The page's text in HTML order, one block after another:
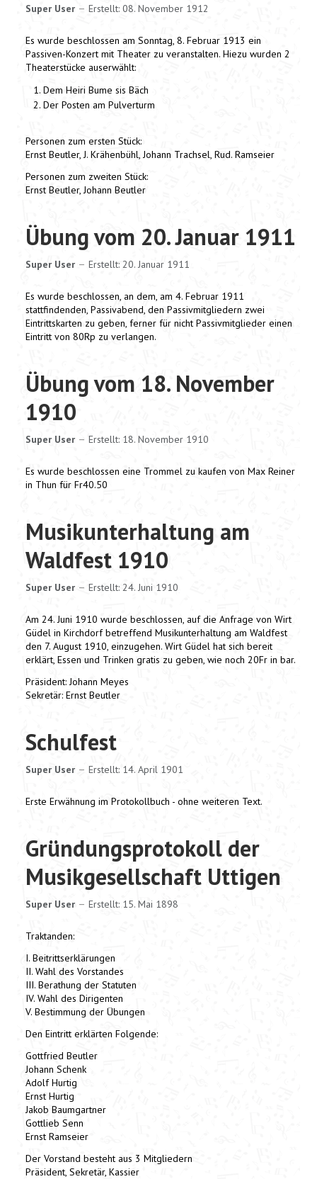
Super User Erstellt: 08. November 1912
Es wurde beschlossen am Sonntag, 8. Februar 1913 ein
Passiven-Konzert mit Theater zu veranstalten. Hiezu wurden 2
Theaterstücke auserwählt:
Dem Heiri Bume sis Bäch
Der Posten am Pulverturm
Personen zum ersten Stück:
Ernst Beutler, J. Krähenbühl, Johann Trachsel, Rud. Ramseier
Personen zum zweiten Stück:
Ernst Beutler, Johann Beutler
Übung vom 20. Januar 1911
Super User Erstellt: 20. Januar 1911
Es wurde beschlossen, an dem, am 4. Februar 1911
stattfindenden, Passivabend, den Passivmitgliedern zwei
Eintrittskarten zu geben, ferner für nicht Passivmitglieder einen
Eintritt von 80Rp zu verlangen.
Übung vom 18. November
1910
Super User Erstellt: 18. November 1910
Es wurde beschlossen eine Trommel zu kaufen von Max Reiner
in Thun für Fr40.50
Musikunterhaltung am
Waldfest 1910
Super User Erstellt: 24. Juni 1910
Am 24. Juni 1910 wurde beschlossen, auf die Anfrage von Wirt
Güdel in Kirchdorf betreffend Musikunterhaltung am Waldfest
den 7. August 1910, einzugehen. Wirt Güdel hat sich bereit
erklärt, Essen und Trinken gratis zu geben, wie noch 20Fr in bar.
Präsident: Johann Meyes
Sekretär: Ernst Beutler
Schulfest
Super User Erstellt: 14. April 1901
Erste Erwähnung im Protokollbuch - ohne weiteren Text.
Gründungsprotokoll der
Musikgesellschaft Uttigen
Super User Erstellt: 15. Mai 1898
Traktanden:
I. Beitrittserklärungen
II. Wahl des Vorstandes
III. Berathung der Statuten
IV. Wahl des Dirigenten
V. Bestimmung der Übungen
Den Eintritt erklärten Folgende:
Gottfried Beutler
Johann Schenk
Adolf Hurtig
Ernst Hurtig
Jakob Baumgartner
Gottlieb Senn
Ernst Ramseier
Der Vorstand besteht aus 3 Mitgliedern
Präsident, Sekretär, Kassier